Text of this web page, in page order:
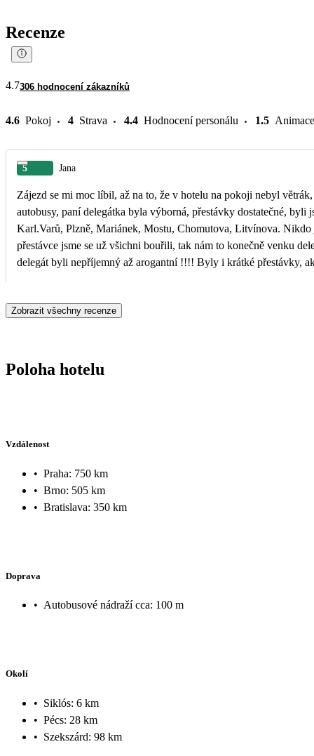
Recenze
4.7306 hodnocení zákazníků
4.6 Pokoj 4 Strava 4.4 Hodnocení personálu 1.5 Animace
5 Jana
Zájezd se mi moc líbil, až na to, že v hotelu na pokoji nebyl
autobusy, paní delegátka byla výborná, přestávky dostatečné, byli jsme všichni spokojený. Horší byla cesta zpět, jeli jsme
Karl.Varů, Plzně, Mariánek, Mostu, Chomutova, Litvínova.
přestávce jsme se už všichni bouřili, tak nám to konečně venku
delegát byli nepříjemný až arogantní !!!! Byly i krátké přestávky,
Zobrazit všechny recenze
Poloha hotelu
Vzdálenost
• Praha: 750 km
• Brno: 505 km
• Bratislava: 350 km
Doprava
• Autobusové nádraží cca: 100 m
Okolí
• Siklós: 6 km
• Pécs: 28 km
• Szekszárd: 98 km